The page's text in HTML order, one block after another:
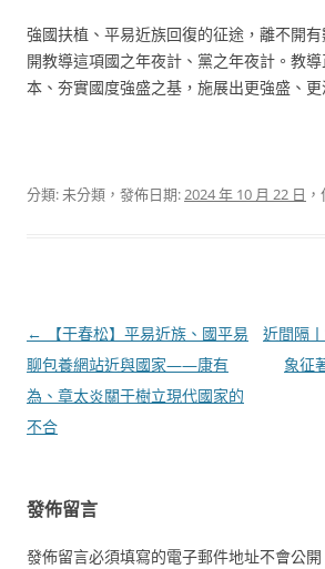
強國扶植、平易近族回復的征途，離不開
開教導這項國之年夜計、黨之年夜計。教
本、夯實國度強盛之基，施展出更強盛、更
分類: 未分類，發佈日期:2024 年 10 月 22 日
文
章
導
覽
←
【干春松】平易近族、國平易
聊包養網站近與國家——康有
為、章太炎關于樹立現代國家的
不合
近間隔
象征
發佈留言
發佈留言必須填寫的電子郵件地址不會公開